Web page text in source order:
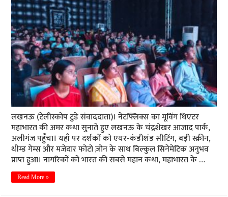
लखनऊ (टेलीस्कोप टुडे संवाददाता)। नेटफ्लिक्स का मूविंग थिएटर
महाभारत की अमर कथा सुनाते हुए लखनऊ के चंद्रशेखर आजाद पार्क,
अलीगंज पहुँचा। यहाँ पर दर्शकों को एयर-कंडीशंड सीटिंग, बड़ी स्क्रीन,
थीम्ड गेम्स और मजेदार फोटो ज़ोन के साथ बिल्कुल सिनेमेटिक अनुभव
प्राप्त हुआ। नागरिकों को भारत की सबसे महान कथा, महाभारत के …
Read More »